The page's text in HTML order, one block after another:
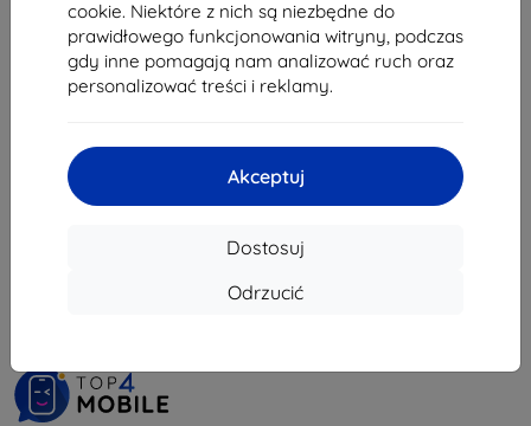
cookie. Niektóre z nich są niezbędne do
prawidłowego funkcjonowania witryny, podczas
gdy inne pomagają nam analizować ruch oraz
personalizować treści i reklamy.
Akceptuj
Dostosuj
Odrzucić
17,01 zł
Ostatnia sztuka w magazynie
Na stanie: 3 szt.